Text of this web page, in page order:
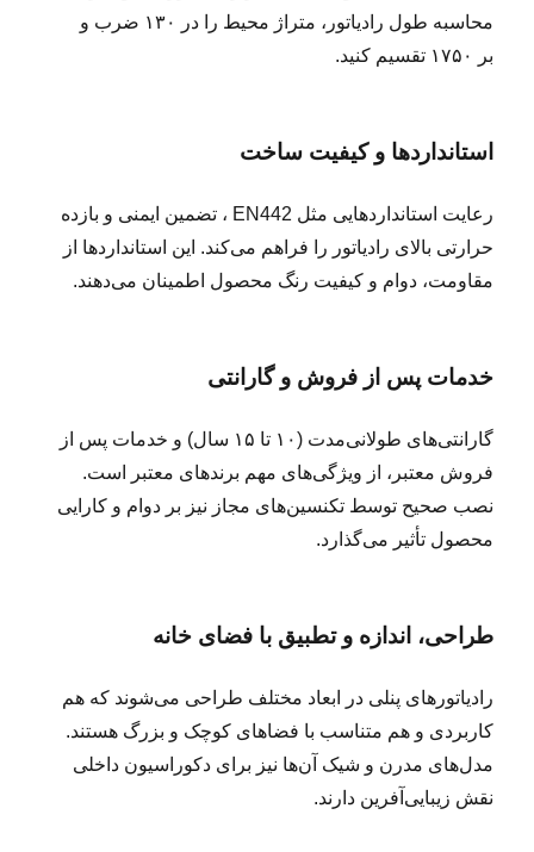
محاسبه طول رادیاتور، متراژ محیط را در ۱۳۰ ضرب و
بر ۱۷۵۰ تقسیم کنید.
استانداردها و کیفیت ساخت
رعایت استانداردهایی مثل EN442 ، تضمین ایمنی و بازده
حرارتی بالای رادیاتور را فراهم می‌کند. این استانداردها از
مقاومت، دوام و کیفیت رنگ محصول اطمینان می‌دهند.
خدمات پس از فروش و گارانتی
گارانتی‌های طولانی‌مدت (۱۰ تا ۱۵ سال) و خدمات پس از
فروش معتبر، از ویژگی‌های مهم برندهای معتبر است.
نصب صحیح توسط تکنسین‌های مجاز نیز بر دوام و کارایی
محصول تأثیر می‌گذارد.
طراحی، اندازه و تطبیق با فضای خانه
رادیاتورهای پنلی در ابعاد مختلف طراحی می‌شوند که هم
کاربردی و هم متناسب با فضاهای کوچک و بزرگ هستند.
مدل‌های مدرن و شیک آن‌ها نیز برای دکوراسیون داخلی
نقش زیبایی‌آفرین دارند.